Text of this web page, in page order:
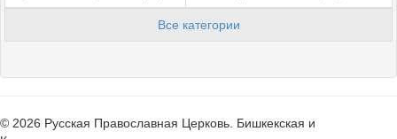
Все категории
© 2026 Русская Православная Церковь. Бишкекская и